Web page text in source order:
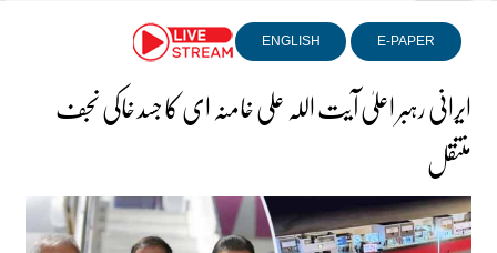
E-PAPER
ENGLISH
ایرانی رہبر اعلیٰ آیت اللہ علی خامنہ ای کا جسد خاکی نجف
منتقل